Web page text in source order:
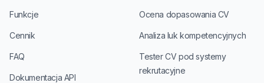
Funkcje
Cennik
FAQ
Dokumentacja API
Ocena dopasowania CV
Analiza luk kompetencyjnych
Tester CV pod systemy
rekrutacyjne